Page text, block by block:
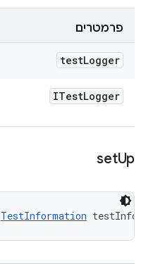
פרמטרים
testLogger
ITestLogger
setUp
TestInformation testInfo)